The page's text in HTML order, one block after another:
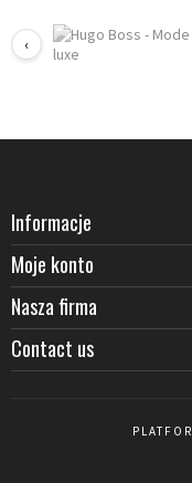
‹
Informacje
Moje konto
Nasza firma
Contact us